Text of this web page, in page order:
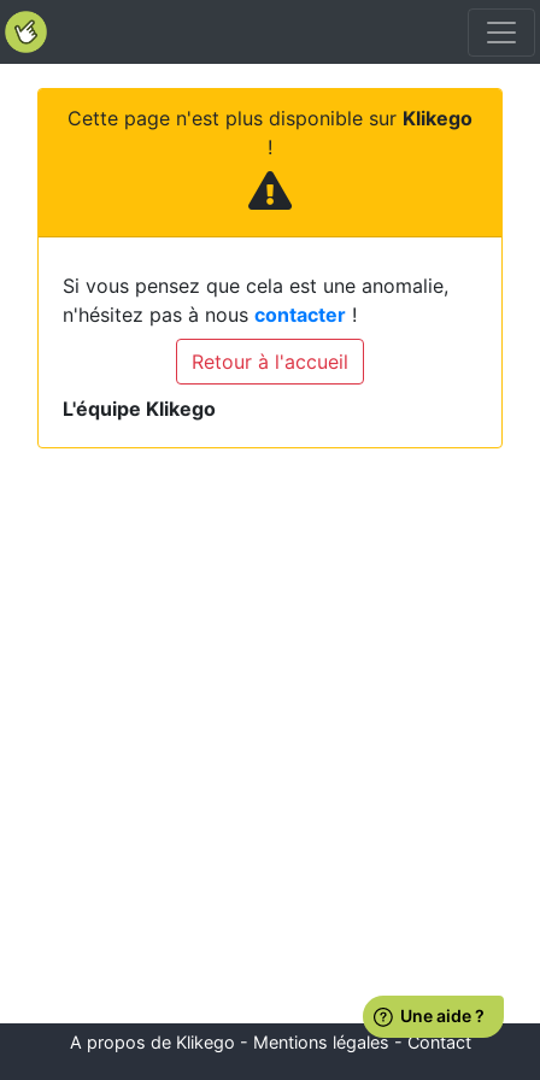
Cette page n'est plus disponible sur Klikego
!
Si vous pensez que cela est une anomalie,
n'hésitez pas à nous contacter !
Retour à l'accueil
L'équipe Klikego
A propos de Klikego - Mentions légales-Contact